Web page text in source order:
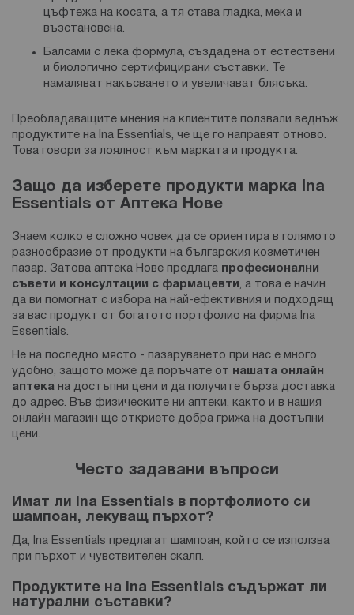
цъфтежа на косата, а тя става гладка, мека и
възстановена.
Балсами с лека формула, създадена от естествени
и биологично сертифицирани съставки. Те
намаляват накъсването и увеличават блясъка.
Преобладаващите мнения на клиентите ползвали веднъж
продуктите на Ina Essentials, че ще го направят отново.
Това говори за лоялност към марката и продукта.
Защо да изберете продукти марка Ina
Essentials от Аптека Нове
Знаем колко е сложно човек да се ориентира в голямото
разнообразие от продукти на българския козметичен
пазар. Затова аптека Нове предлага професионални
съвети и консултации с фармацевти, а това е начин
да ви помогнат с избора на най-ефективния и подходящ
за вас продукт от богатото портфолио на фирма Ina
Essentials.
Не на последно място - пазаруването при нас е много
удобно, защото може да поръчате от нашата онлайн
аптека на достъпни цени и да получите бърза доставка
до адрес. Във физическите ни аптеки, както и в нашия
онлайн магазин ще откриете добра грижа на достъпни
цени.
Често задавани въпроси
Имат ли Ina Essentials в портфолиото си
шампоан, лекуващ пърхот?
Да, Ina Essentials предлагат шампоан, който се използва
при пърхот и чувствителен скалп.
Продуктите на Ina Essentials съдържат ли
натурални съставки?